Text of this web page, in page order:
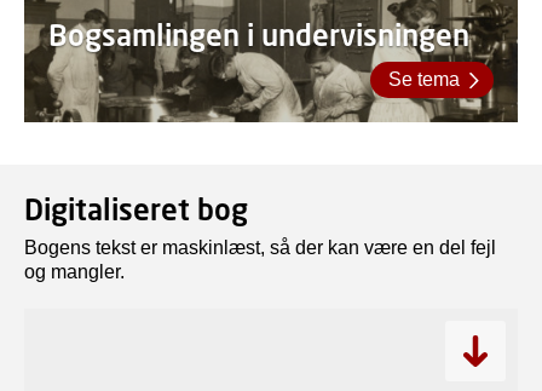
Bogsamlingen i undervisningen
Se tema
Digitaliseret bog
Bogens tekst er maskinlæst, så der kan være en del fejl
og mangler.